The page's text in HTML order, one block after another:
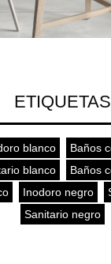
ETIQUETAS
blanco Baños
blanco
Baños
Inodoro negro
Sanitario negro